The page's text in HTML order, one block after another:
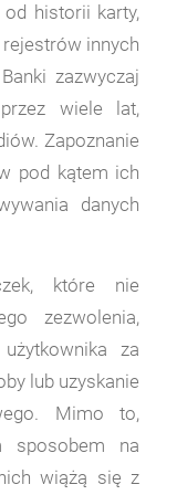
historii karty,
innych
zazwyczaj
wiele lat,
Zapoznanie
pod kątem ich
danych
które nie
zezwolenia,
za
lub uzyskanie
Mimo to,
sposobem na
wiążą się z